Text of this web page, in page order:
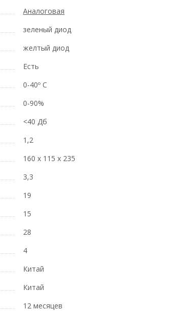
Аналоговая
зеленый диод
желтый диод
Есть
0-40º C
0-90%
<40 Дб
1,2
160 x 115 x 235
3,3
19
15
28
4
Китай
Китай
12 месяцев